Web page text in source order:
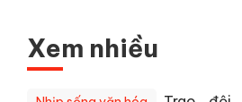
Xem nhiều